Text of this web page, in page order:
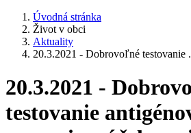
Úvodná stránka
Život v obci
Aktuality
20.3.2021 - Dobrovoľné testovanie
20.3.2021 -
testovanie